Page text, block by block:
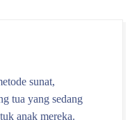
sunat,
tua yang sedang
anak mereka.